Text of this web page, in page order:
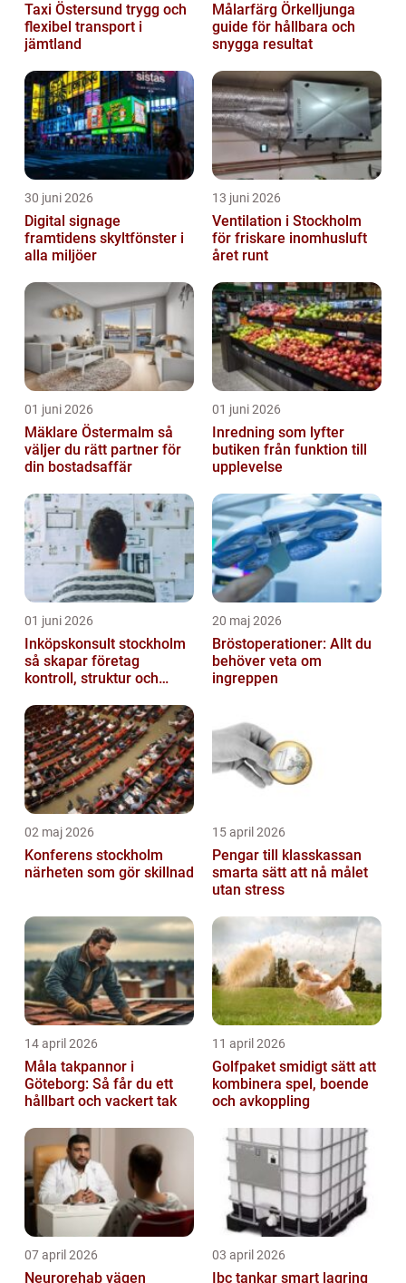
Taxi Östersund trygg och
flexibel transport i
jämtland
Målarfärg Örkelljunga
guide för hållbara och
snygga resultat
30 juni 2026
Digital signage
framtidens skyltfönster i
alla miljöer
13 juni 2026
Ventilation i Stockholm
för friskare inomhusluft
året runt
01 juni 2026
Mäklare Östermalm så
väljer du rätt partner för
din bostadsaffär
01 juni 2026
Inredning som lyfter
butiken från funktion till
upplevelse
01 juni 2026
Inköpskonsult stockholm
så skapar företag
kontroll, struktur och
20 maj 2026
Bröstoperationer: Allt du
behöver veta om
ingreppen
02 maj 2026
Konferens stockholm
närheten som gör skillnad
15 april 2026
Pengar till klasskassan
smarta sätt att nå målet
utan stress
14 april 2026
Måla takpannor i
Göteborg: Så får du ett
hållbart och vackert tak
11 april 2026
Golfpaket smidigt sätt att
kombinera spel, boende
och avkoppling
07 april 2026
Neurorehab vägen
03 april 2026
Ibc tankar smart lagring